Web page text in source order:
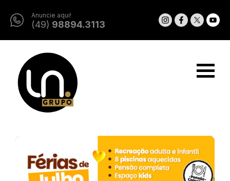
Anuncie aqui!
(49) 98894.3113